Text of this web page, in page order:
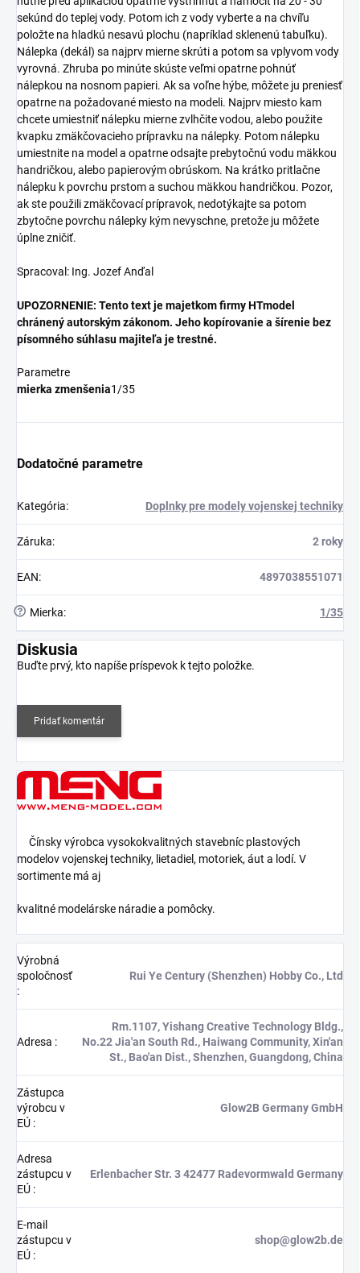
sekúnd do teplej vody. Potom ich z vody vyberte a na chvíľu
položte na hladkú nesavú plochu (napríklad sklenenú tabuľku).
Nálepka (dekál) sa najprv mierne skrúti a potom sa vplyvom vody
vyrovná. Zhruba po minúte skúste veľmi opatrne pohnúť
nálepkou na nosnom papieri. Ak sa voľne hýbe, môžete ju preniesť
opatrne na požadované miesto na modeli. Najprv miesto kam
chcete umiestniť nálepku mierne zvlhčite vodou, alebo použite
kvapku zmäkčovacieho prípravku na nálepky. Potom nálepku
umiestnite na model a opatrne odsajte prebytočnú vodu mäkkou
handričkou, alebo papierovým obrúskom. Na krátko pritlačne
nálepku k povrchu prstom a suchou mäkkou handričkou. Pozor,
ak ste použili zmäkčovací prípravok, nedotýkajte sa potom
zbytočne povrchu nálepky kým nevyschne, pretože ju môžete
úplne zničiť.
Spracoval: Ing. Jozef Anďal
UPOZORNENIE: Tento text je majetkom firmy HTmodel
chránený autorským zákonom. Jeho kopírovanie a šírenie bez
písomného súhlasu majiteľa je trestné.
Parametre
mierka zmenšenia1/35
Dodatočné parametre
Kategória: Doplnky pre modely vojenskej techniky
Záruka: 2 roky
EAN: 4897038551071
? Mierka: 1/35
Diskusia
Buďte prvý, kto napíše príspevok k tejto položke.
Pridať komentár
Čínsky výrobca vysokokvalitných stavebníc plastových
modelov vojenskej techniky, lietadiel, motoriek, áut a lodí. V
sortimente má aj
kvalitné modelárske náradie a pomôcky.
Výrobná
spoločnosť
:
Rui Ye Century (Shenzhen) Hobby Co., Ltd
Adresa :
Rm.1107, Yishang Creative Technology Bldg.,
No.22 Jia'an South Rd., Haiwang Community, Xin'an
St., Bao'an Dist., Shenzhen, Guangdong, China
Zástupca
výrobcu v
EÚ :
Glow2B Germany GmbH
Adresa
zástupcu v
EÚ :
Erlenbacher Str. 3 42477 Radevormwald Germany
E-mail
zástupcu v
EÚ :
shop@glow2b.de